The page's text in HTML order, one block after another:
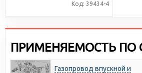
Код: 39434-4
ПРИМЕНЯЕМОСТЬ ПО
Газопровод впускной и